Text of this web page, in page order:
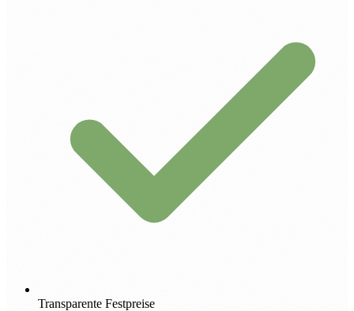
Transparente Festpreise